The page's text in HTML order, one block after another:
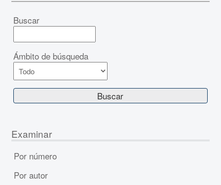
Buscar
Ámbito de búsqueda
Examinar
Por número
Por autor